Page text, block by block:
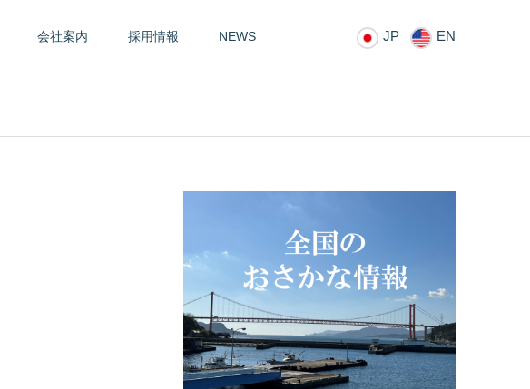
会社案内 採用情報 NEWS JP EN